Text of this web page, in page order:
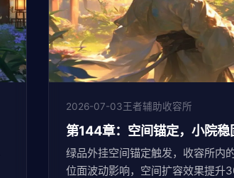
2026-07-03王者辅助收容所
第144章：空间锚定，小院稳
绿品外挂空间锚定触发，收容所内
位面波动影响，空间扩容效果提升